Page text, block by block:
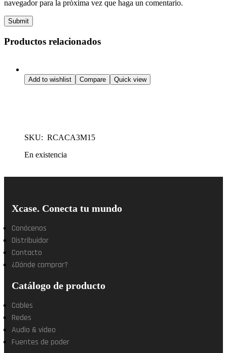
navegador para la próxima vez que haga un comentario.
Submit
Productos relacionados
Add to wishlist Compare Quick view
SKU: RCACA3M15
En existencia
Xcase. Conecta tu mundo
Conócenos
Distribuidor
Contacto
¿Dónde comprar?
Catálogo de producto
Cables
Redes
Audio & video
Fuentes de poder